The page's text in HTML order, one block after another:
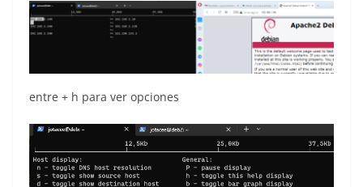
entre + h para ver opciones